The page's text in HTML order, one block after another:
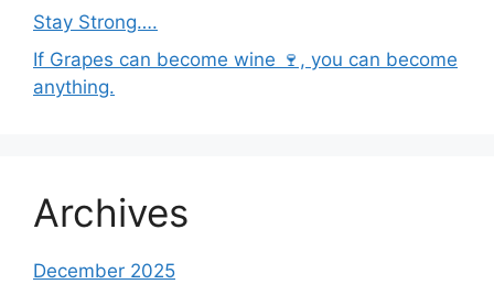
Stay Strong….
If Grapes can become wine 🍷, you can become
anything.
Archives
December 2025